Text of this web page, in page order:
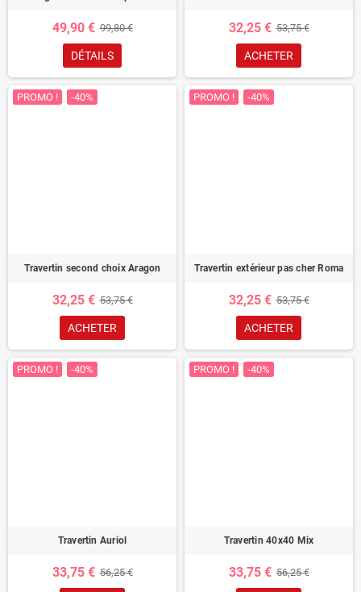
49,90 € 99,80 €
DÉTAILS
32,25 € 53,75 €
ACHETER
PROMO ! -40%
Travertin second choix Aragon
32,25 € 53,75 €
ACHETER
PROMO ! -40%
Travertin extérieur pas cher Roma
32,25 € 53,75 €
ACHETER
PROMO ! -40%
Travertin Auriol
33,75 € 56,25 €
PROMO ! -40%
Travertin 40x40 Mix
33,75 € 56,25 €